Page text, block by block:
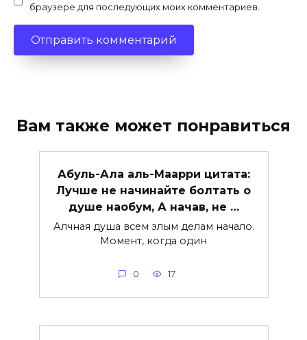
браузере для последующих моих комментариев.
Вам также может понравиться
Абуль-Ала аль-Маарри цитата:
Лучше не начинайте болтать о
душе наобум, А начав, не …
Алчная душа всем злым делам начало.
Момент, когда один
0 17